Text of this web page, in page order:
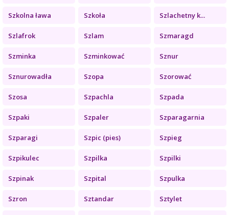
Szkolna ława Szkoła Szlachetny k...
Szlafrok Szlam Szmaragd
Szminka Szminkować Sznur
Sznurowadła Szopa Szorować
Szosa Szpachla Szpada
Szpaki Szpaler Szparagarnia
Szparagi Szpic (pies) Szpieg
Szpikulec Szpilka Szpilki
Szpinak Szpital Szpulka
Szron Sztandar Sztylet